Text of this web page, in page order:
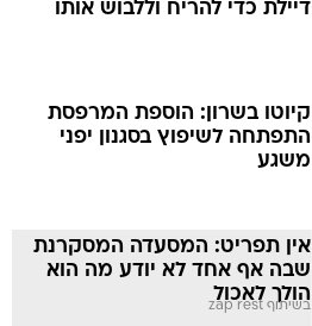
דיילת כדי להריח וללבוש אותו
קיוטו בשרון: הוספת המרפסת
התפתחה לשיפוץ בסגנון יפני
משגע
אין תפריט: המסעדה המסקרנת
שבה אף אחד לא יודע מה הוא
הולך לאכול
בשיתוף zap rest